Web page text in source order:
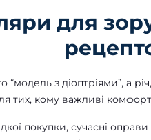
для
з діоптріями”, а
тих, кому важливі
покупки, сучасні